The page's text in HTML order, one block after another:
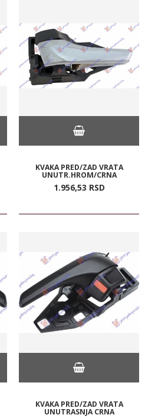
KVAKA PRED/ZAD VRATA
UNUTR.HROM/CRNA
1.956,53 RSD
KVAKA PRED/ZAD VRATA
UNUTRASNJA CRNA